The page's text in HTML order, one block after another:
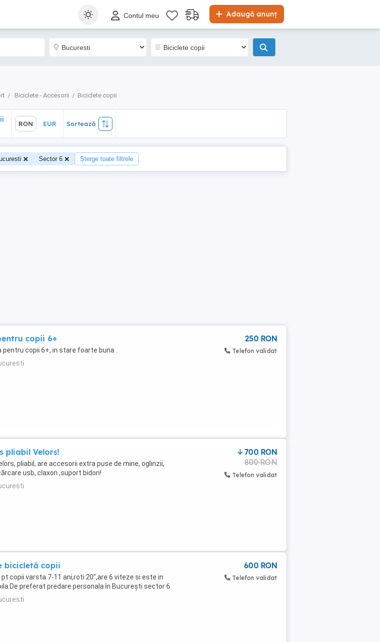
Adaugă anunț
Contul meu
Biciclete - Accesorii Biciclete copii
Sortează
RON EUR Sortează
Sector 6 Șterge toate filtrele
copii 6+
copii 6+, in stare foarte buna .
250 RON
Telefon validat
pliabil Velors!
pliabil, are accesorii extra puse de mine, oglinzii,
usb, claxon ,suport bidon!
700 RON
800 RON
Telefon validat
bicicletă copii
copii varsta 7-11 ani,roti 20",are 6 viteze si este in
preferat predare personala în București sector 6.
600 RON
Telefon validat